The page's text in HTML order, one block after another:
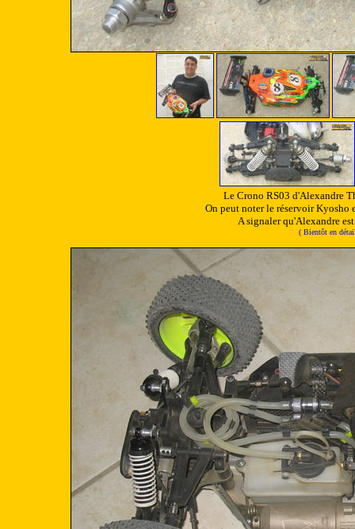
Le Crono RS03 d'Alexandre
On peut noter le réservoir Kyosho
A signaler qu'Alexandre
( Bientôt en